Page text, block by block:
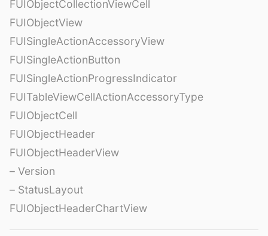
FUIObjectCollectionViewCell
FUIObjectView
FUISingleActionAccessoryView
FUISingleActionButton
FUISingleActionProgressIndicator
FUITableViewCellActionAccessoryType
FUIObjectCell
FUIObjectHeader
FUIObjectHeaderView
– Version
– StatusLayout
FUIObjectHeaderChartView